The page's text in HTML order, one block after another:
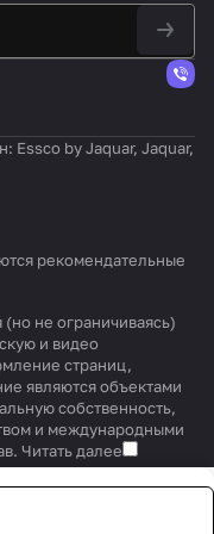
Essco by Jaquar, Jaquar,
рекомендательные
не ограничиваясь)
и видео
страниц,
являются объектами
собственность,
и международными
Читать далее